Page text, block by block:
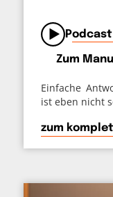
Zum
Einfache
ist eben nicht
zum